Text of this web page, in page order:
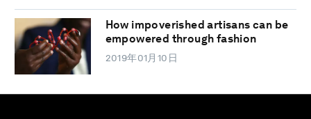
How impoverished artisans can be
empowered through fashion
2019年01月10日